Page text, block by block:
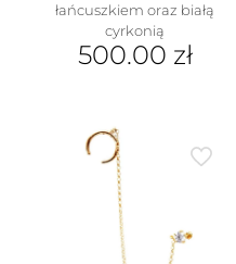
łańcuszkiem oraz białą
cyrkonią
500.00 zł